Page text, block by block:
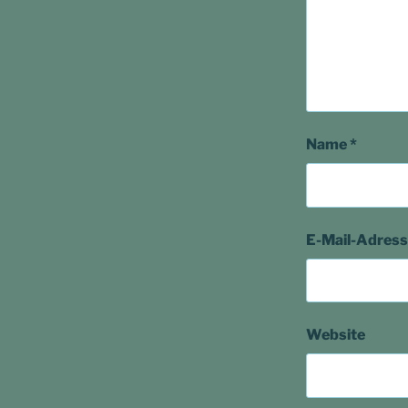
Name*
E-Mail-
Website